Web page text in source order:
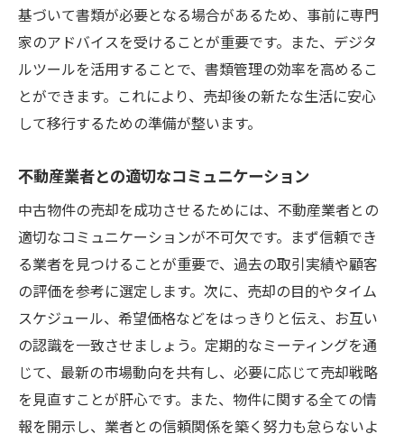
基づいて書類が必要となる場合があるため、事前に専門
家のアドバイスを受けることが重要です。また、デジタ
ルツールを活用することで、書類管理の効率を高めるこ
とができます。これにより、売却後の新たな生活に安心
して移行するための準備が整います。
不動産業者との適切なコミュニケーション
中古物件の売却を成功させるためには、不動産業者との
適切なコミュニケーションが不可欠です。まず信頼でき
る業者を見つけることが重要で、過去の取引実績や顧客
の評価を参考に選定します。次に、売却の目的やタイム
スケジュール、希望価格などをはっきりと伝え、お互い
の認識を一致させましょう。定期的なミーティングを通
じて、最新の市場動向を共有し、必要に応じて売却戦略
を見直すことが肝心です。また、物件に関する全ての情
報を開示し、業者との信頼関係を築く努力も怠らないよ